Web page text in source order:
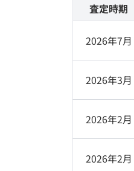
査定時期
2026年7月
2026年3月
2026年2月
2026年2月